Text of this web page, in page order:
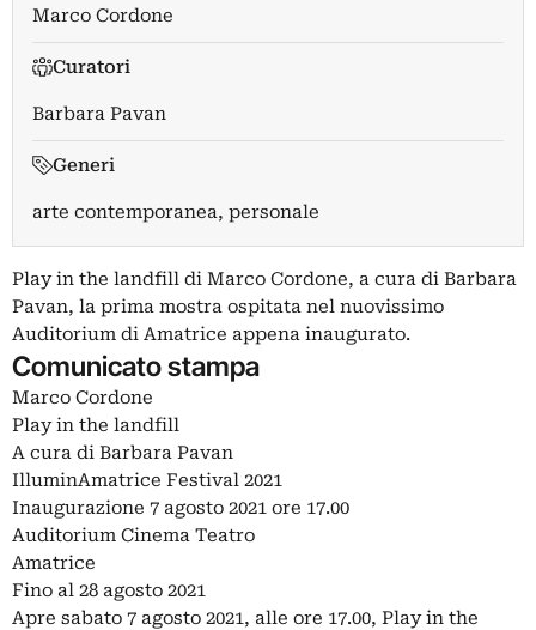
Marco Cordone
Curatori
Barbara Pavan
Generi
arte contemporanea, personale
Play in the landfill di Marco Cordone, a cura di Barbara
Pavan, la prima mostra ospitata nel nuovissimo
Auditorium di Amatrice appena inaugurato.
Comunicato stampa
Marco Cordone
Play in the landfill
A cura di Barbara Pavan
IlluminAmatrice Festival 2021
Inaugurazione 7 agosto 2021 ore 17.00
Auditorium Cinema Teatro
Amatrice
Fino al 28 agosto 2021
Apre sabato 7 agosto 2021, alle ore 17.00, Play in the